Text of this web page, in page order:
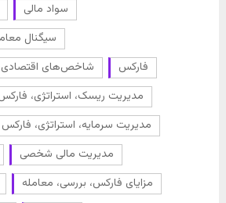
سواد مالی
سیگنال
شاخص‌های اقتصادی،
فارکس
مدیریت ریسک، استراتژی،
مدیریت سرمایه، استراتژی، فارکس
مدیریت مالی شخصی
مزایای فارکس، بررسی، معامله